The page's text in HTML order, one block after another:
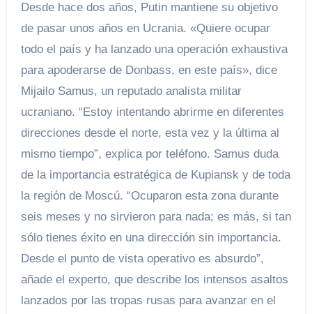
Desde hace dos años, Putin mantiene su objetivo
de pasar unos años en Ucrania. «Quiere ocupar
todo el país y ha lanzado una operación exhaustiva
para apoderarse de Donbass, en este país», dice
Mijailo Samus, un reputado analista militar
ucraniano. “Estoy intentando abrirme en diferentes
direcciones desde el norte, esta vez y la última al
mismo tiempo”, explica por teléfono. Samus duda
de la importancia estratégica de Kupiansk y de toda
la región de Moscú. “Ocuparon esta zona durante
seis meses y no sirvieron para nada; es más, si tan
sólo tienes éxito en una dirección sin importancia.
Desde el punto de vista operativo es absurdo”,
añade el experto, que describe los intensos asaltos
lanzados por las tropas rusas para avanzar en el